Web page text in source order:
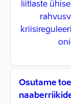
liitlaste
Osutame